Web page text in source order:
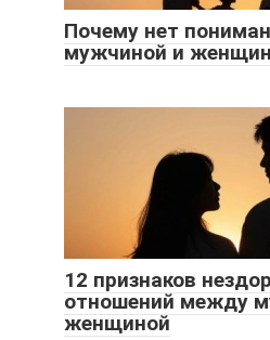
Почему нет
мужчиной и
12 признаков
отношений между
женщиной